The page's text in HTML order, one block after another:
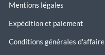
Mentions légales
Expédition et paiement
Conditions générales